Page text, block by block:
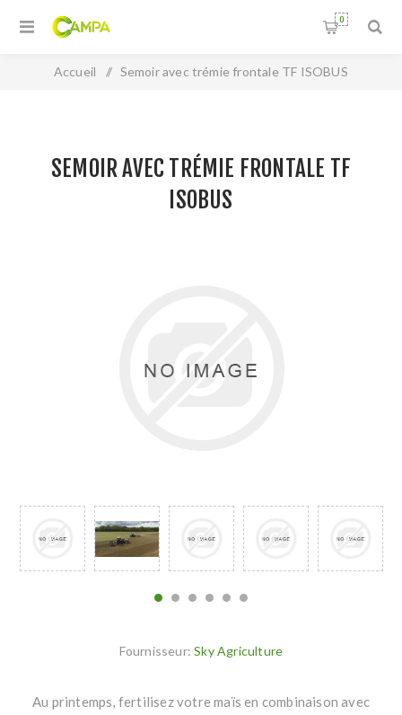
0
Accueil / Semoir avec trémie frontale TF ISOBUS
SEMOIR AVEC TRÉMIE FRONTALE TF
ISOBUS
Fournisseur: Sky Agriculture
Au printemps, fertilisez votre maïs en combinaison avec